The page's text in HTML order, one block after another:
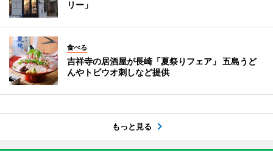
リー」
食べる
吉祥寺の居酒屋が長崎「夏祭りフェア」 五島うど
んやトビウオ刺しなど提供
もっと見る